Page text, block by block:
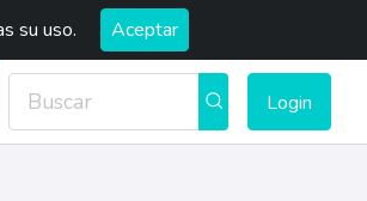
su uso. Aceptar
Login